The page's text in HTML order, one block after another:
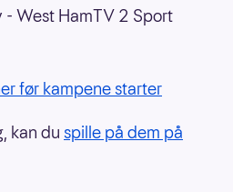
West HamTV 2 Sport
før kampene starter
kan du spille på dem på